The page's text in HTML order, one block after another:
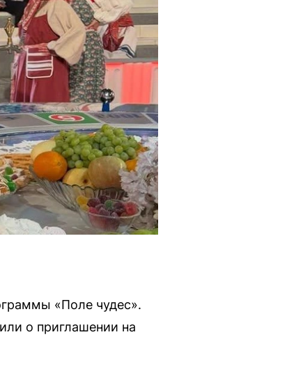
«Поле чудес».
о приглашении на